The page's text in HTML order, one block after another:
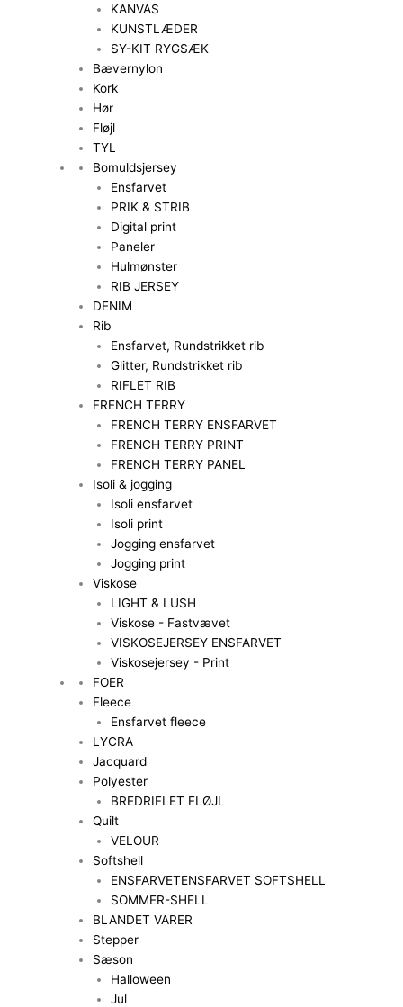
KANVAS
KUNSTLÆDER
SY-KIT RYGSÆK
Bævernylon
Kork
Hør
Fløjl
TYL
Bomuldsjersey
Ensfarvet
PRIK & STRIB
Digital print
Paneler
Hulmønster
RIB JERSEY
DENIM
Rib
Ensfarvet, Rundstrikket rib
Glitter, Rundstrikket rib
RIFLET RIB
FRENCH TERRY
FRENCH TERRY ENSFARVET
FRENCH TERRY PRINT
FRENCH TERRY PANEL
Isoli & jogging
Isoli ensfarvet
Isoli print
Jogging ensfarvet
Jogging print
Viskose
LIGHT & LUSH
Viskose - Fastvævet
VISKOSEJERSEY ENSFARVET
Viskosejersey - Print
FOER
Fleece
Ensfarvet fleece
LYCRA
Jacquard
Polyester
BREDRIFLET FLØJL
Quilt
VELOUR
Softshell
ENSFARVETENSFARVET SOFTSHELL
SOMMER-SHELL
BLANDET VARER
Stepper
Sæson
Halloween
Jul